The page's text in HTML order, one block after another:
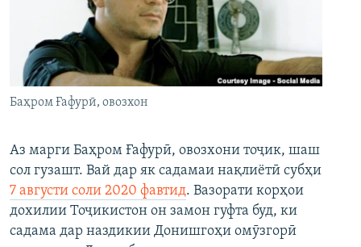
Баҳром Ғафурӣ, овозхон
Аз марги Баҳром Ғафурӣ, овозхони тоҷик, шаш
сол гузашт. Вай дар як садамаи нақлиётӣ субҳи
7 августи соли 2020 фавтид. Вазорати корҳои
дохилии Тоҷикистон он замон гуфта буд, ки
садама дар наздикии Донишгоҳи омӯзгорӣ